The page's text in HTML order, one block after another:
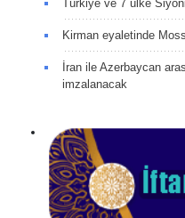
Türkiye ve 7 ülke
Kirman eyaletinde
İran ile Azerbaycan
imzalanacak